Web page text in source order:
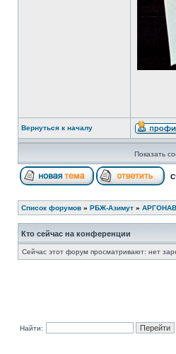
Вернуться к началу
Показать
Список форумов » РБЖ-Азимут »
Кто сейчас на конференции
Сейчас этот форум просматривают: нет
Найти: